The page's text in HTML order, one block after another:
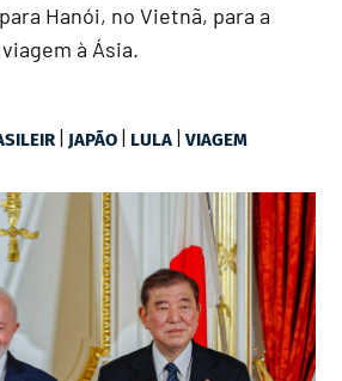
Hanói, no Vietnã, para a
à Ásia.
| JAPÃO | LULA |VIAGEM